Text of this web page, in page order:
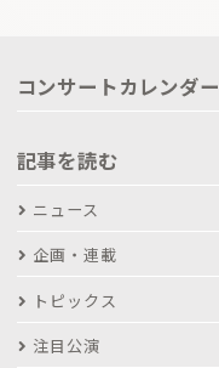
コンサートカレンダー
記事を読む
ニュース
企画・連載
トピックス
注目公演